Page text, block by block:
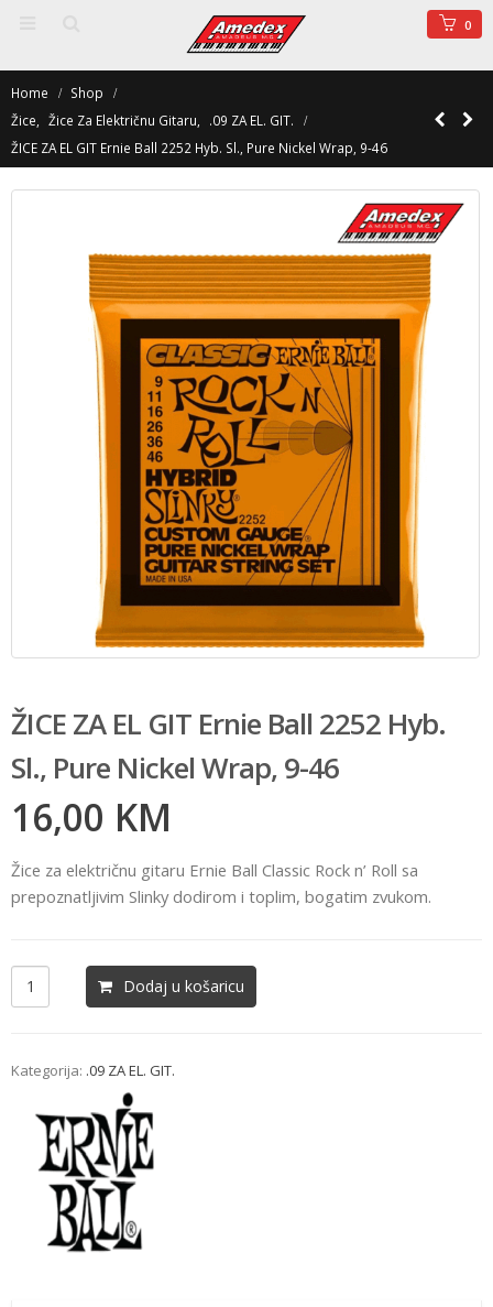
0
Home
Shop
Žice
Žice Za Električnu Gitaru
.09 ZA EL. GIT.
ŽICE ZA EL GIT Ernie Ball 2252 Hyb. Sl., Pure Nickel Wrap, 9-46
ŽICE ZA EL GIT Ernie Ball 2252 Hyb.
Sl., Pure Nickel Wrap, 9-46
16,00 KM
Žice za električnu gitaru Ernie Ball Classic Rock n’ Roll sa
prepoznatljivim Slinky dodirom i toplim, bogatim zvukom.
Dodaj u košaricu
Kategorija: .09 ZA EL. GIT.